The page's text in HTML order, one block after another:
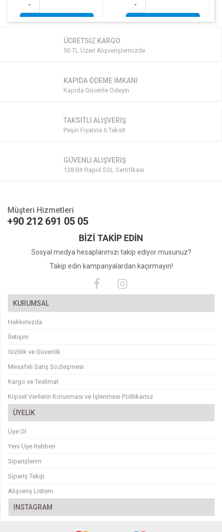
- -
ÜCRETSİZ KARGO
50 TL Üzeri Alışverişlerinizde
KAPIDA ÖDEME İMKANI
Kapıda Güvenle Ödeyin
TAKSİTLİ ALIŞVERİŞ
Peşin Fiyatına 6 Taksit
GÜVENLİ ALIŞVERİŞ
128 Bit Rapid SSL Sertifikası
Müşteri Hizmetleri
+90 212 691 05 05
BİZİ TAKİP EDİN
Sosyal medya hesaplarımızı takip ediyor musunuz?
Takip edin kampanyalardan kaçırmayın!
KURUMSAL
Hakkımızda
İletişim
Gizlilik ve Güvenlik
Mesafeli Satış Sözleşmesi
Kargo ve Teslimat
Kişisel Verilerin Korunması ve İşlenmesi Politikamız
ÜYELİK
Üye Ol
Yeni Üye Rehberi
Siparişlerim
Sipariş Takip
Alışveriş Listem
INSTAGRAM